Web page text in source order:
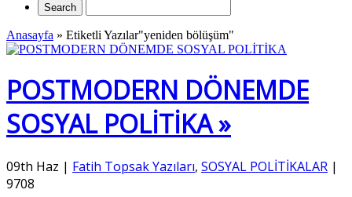
Anasayfa » Etiketli Yazılar"yeniden bölüşüm"
POSTMODERN DÖNEMDE
SOSYAL POLİTİKA »
09th Haz | Fatih Topsak Yazıları, SOSYAL POLİTİKALAR |
9708